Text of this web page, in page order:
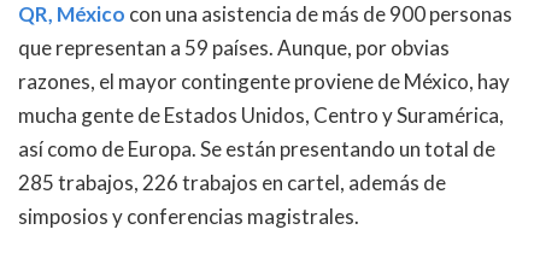
QR, México con una asistencia de más de 900 personas
que representan a 59 países. Aunque, por obvias
razones, el mayor contingente proviene de México, hay
mucha gente de Estados Unidos, Centro y Suramérica,
así como de Europa. Se están presentando un total de
285 trabajos, 226 trabajos en cartel, además de
simposios y conferencias magistrales.